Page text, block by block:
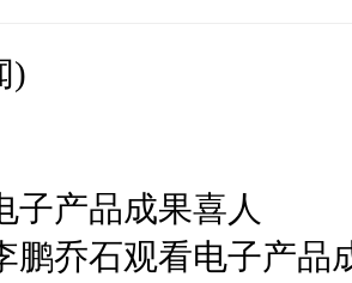
)
产品成果喜人
乔石观看电子产品